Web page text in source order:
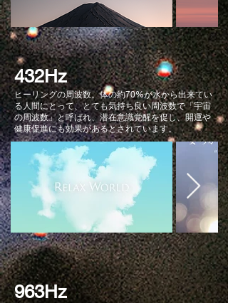
432Hz
ヒーリングの周波数。体の約70%が水から出来てい
る人間にとって、とても気持ち良い周波数で「宇宙
の周波数」と呼ばれ、潜在意識覚醒を促し、開運や
健康促進にも効果があるとされています。
963Hz